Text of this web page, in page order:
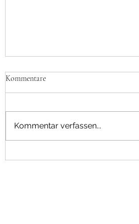
Der Ruf der Trommel
Kommentare
Kommentar verfassen...